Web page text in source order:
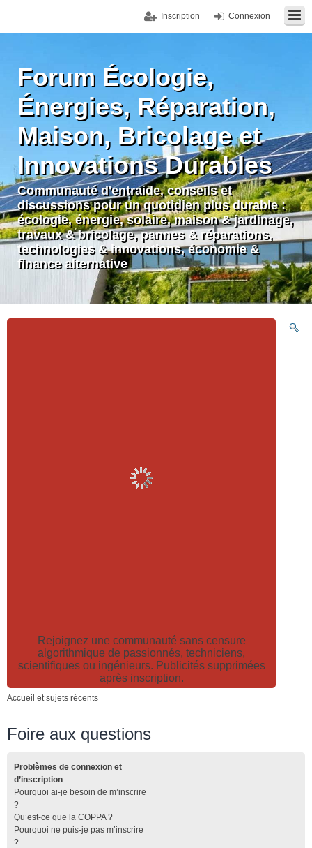
Connexion
Inscription
Forum Écologie,
Énergies, Réparation,
Maison, Bricolage et
Innovations Durables
Communauté d'entraide, conseils et
discussions pour un quotidien plus durable :
écologie, énergie, solaire, maison & jardinage,
travaux & bricolage, pannes & réparations,
technologies & innovations, économie &
finance alternative
Rejoignez une communauté sans censure
algorithmique de passionnés, techniciens,
scientifiques ou ingénieurs. Publicités supprimées
après inscription.
Accueil et sujets récents
Foire aux questions
Problèmes de connexion et
d’inscription
Pourquoi ai-je besoin de m’inscrire
?
Qu’est-ce que la COPPA ?
Pourquoi ne puis-je pas m’inscrire
?